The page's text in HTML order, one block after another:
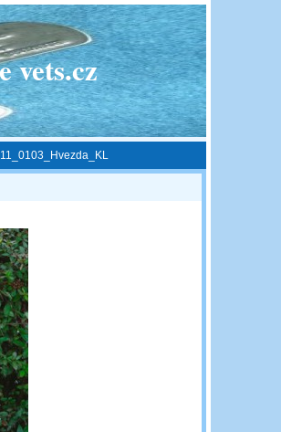
vets.cz
11_0103_Hvezda_KL